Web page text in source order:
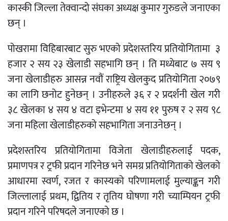
कास्की जिल्ला तेक्वान्दो संघका अध्यक्ष कुमार गुरुङले जनाएका
छन् ।
पोखरामा विहिबारबाट सुरु भएको प्रदेशस्तरिय प्रतियोगितामा ३
हजार २ सय २३ खेलाडी सहभागि छन् । ति मध्येबाट ७ सय ९
जना खेलाडीहरु आसन्न नवौं राष्ट्रिय खेलकुद प्रतियोगिता २०७९
का लागि छनोट हुनेछन् । उनीहरुले ३६ र २ प्रदर्शनी खेल गरी
३८ खेलका ४ सय ४ वटा इभेन्टमा ४ सय ११ पुरुष र २ सय ९८
जना महिला खेलाडीहरुको सहभागिता जनाउनेछन् ।
प्रदेशस्तरिय प्रतियोगितामा विजेता खेलाडीहरुलाई पदक,
प्रमाणपत्र र ट्रफी प्रदान गरिनेछ भने समग्र प्रतियोगिताको खेलको
आधारमा स्वर्ण, रजत र कास्यको परिणामलाई मुल्याङ्कन गरी
जिल्लालाई प्रथम, द्वितिय र तृतिय घोषणा गरी च्याम्पियन ट्रफी
प्रदान गरिने परिषदले जनाएको छ ।